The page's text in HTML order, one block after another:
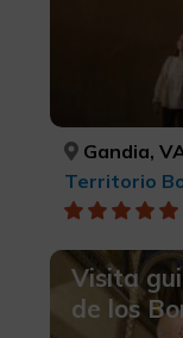
Gandia,
Territorio
Visita
de los